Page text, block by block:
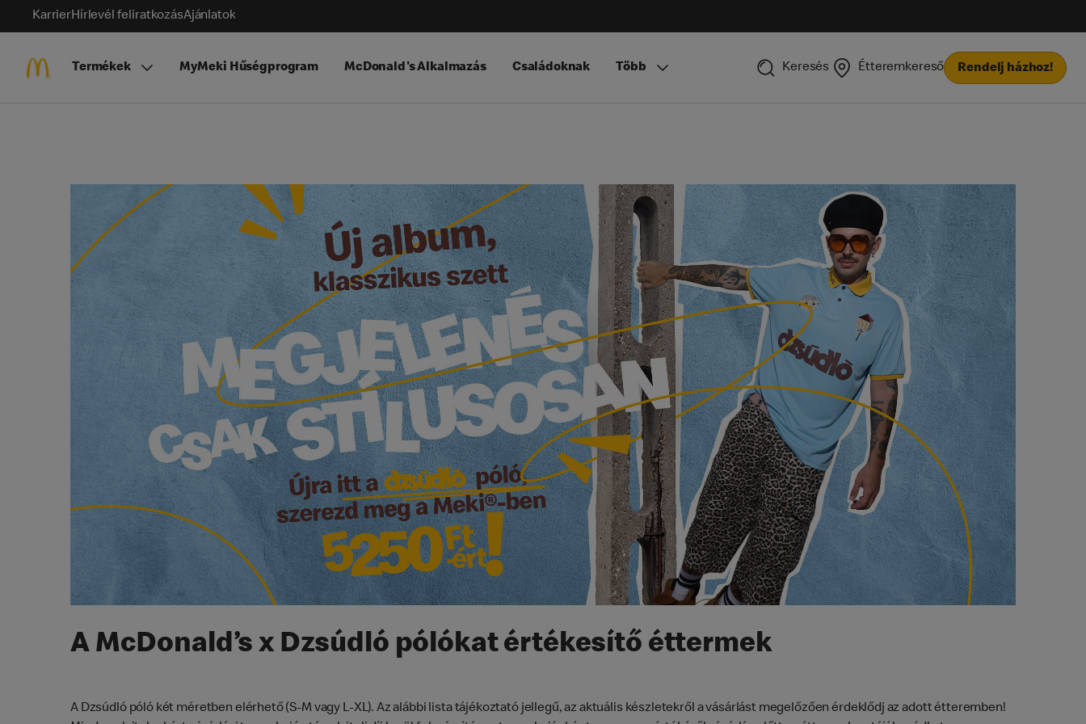
KarrierHírlevél feliratkozásAjánlatok
Termékek MyMeki Hűségprogram McDonald's Alkalmazás Családoknak Több Keresés Étteremkereső Rendelj házhoz!
A McDonald’s x Dzsúdló pólókat értékesítő éttermek
A Dzsúdló póló két méretben elérhető (S-M vagy L-XL). Az alábbi lista tájékoztató jellegű, az aktuális készletekről a vásárlást megelőzően érdeklődj az adott étteremben!